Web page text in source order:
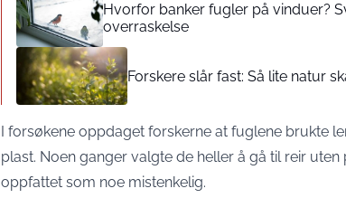
Hvorfor banker fugler på vinduer?
overraskelse
Forskere slår fast: Så lite natur
I forsøkene oppdaget forskerne at fuglene brukte
plast. Noen ganger valgte de heller å gå til reir
oppfattet som noe mistenkelig.